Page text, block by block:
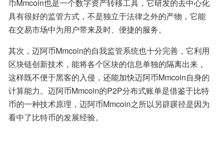
币Mmcoin也是一个数字资产转移工具，它研发的去中心化
具有很好的监管方式，不是独立于法律之外的产物，它能
在交易市场中为用户带来及时、便捷的服务。
其次，迈阿币Mmcoin的自我监管系统也十分完善，它利用
区块链创新技术，能将各个区块的信息单独的隔离出来，
这样既不便于黑客的入侵，还能加快迈阿币Mmcoin自身的
计算能力。迈阿币Mmcoin的P2P分布式账单是借鉴于比特
币的一种技术原理，迈阿币Mmcoin之所以另辟蹊径是因为
看中了比特币的发展经验。